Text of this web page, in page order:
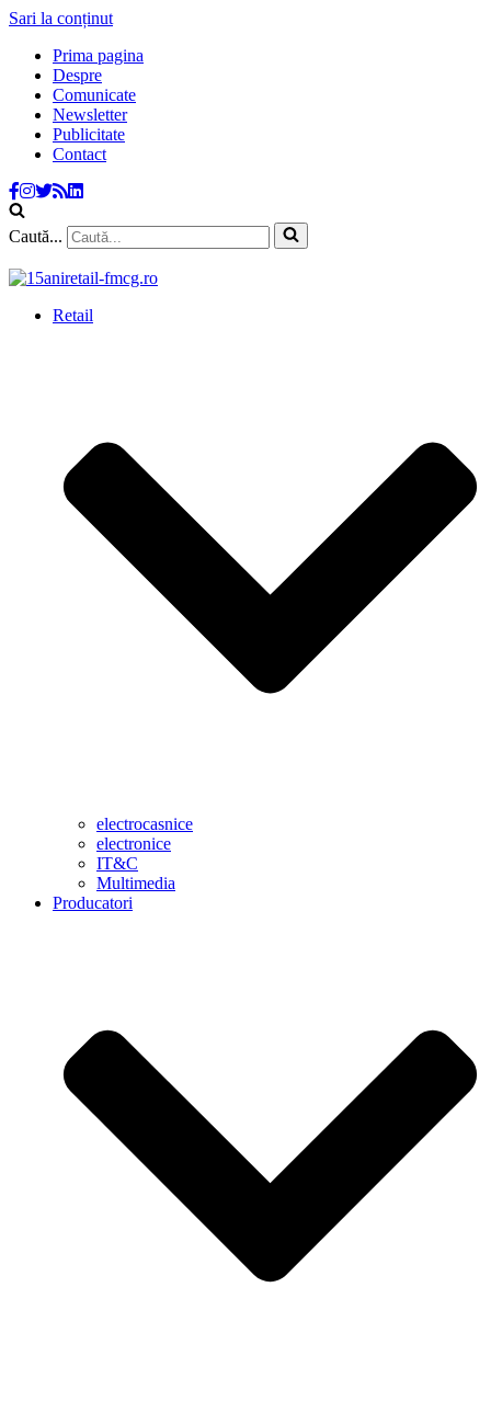
Sari la conținut
Prima pagina
Despre
Comunicate
Newsletter
Publicitate
Contact
Caută...
Retail
electrocasnice
electronice
IT&C
Multimedia
Producatori